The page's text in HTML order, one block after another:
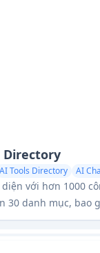
Directory
AI Tools Directory AI
với hơn 1000
30 danh mục, bao